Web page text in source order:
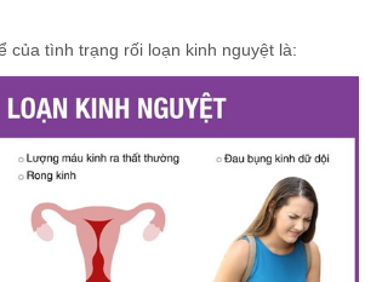
của tình trạng rối loạn kinh nguyệt là: